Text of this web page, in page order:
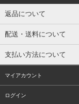
返品について
配送・送料について
支払い方法について
マイアカウント
ログイン